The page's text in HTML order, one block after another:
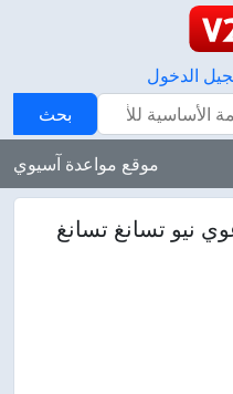
الدخول
بحث
موقع مواعدة آسيوي